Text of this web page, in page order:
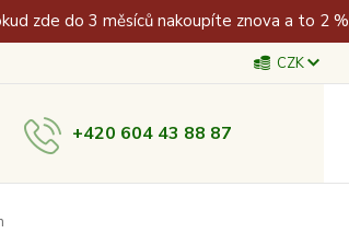
zde do 3 měsíců nakoupíte znova a to 2
CZK
+420 604 43 88 87